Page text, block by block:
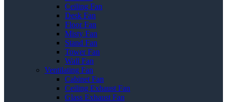
Ceiling Fan
Desk Fan
Floor Fan
Misty Fan
Stand Fan
Tower Fan
Wall Fan
Ventilating Fan
Cabinet Fan
Ceiling Exhaust Fan
Glass Exhaust Fan